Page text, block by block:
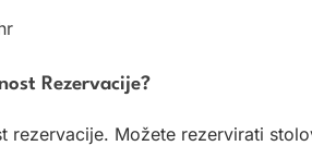
Rezervacije?
rezervacije. Možete rezervirati